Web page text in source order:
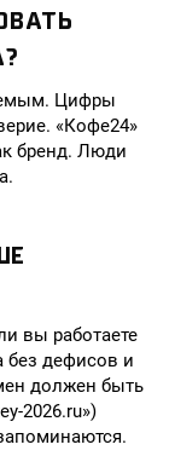
Цифры
«Кофе24»
бренд. Люди
вы работаете
без дефисов и
должен быть
2026.ru»)